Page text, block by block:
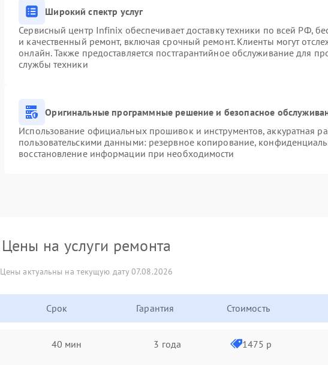
Широкий спектр услуг
Сервисный центр Infinix обеспечивает доставку техники по всей РФ,
и качественный ремонт, включая срочный ремонт. Клиенты могут
онлайн. Также предоставляется постгарантийное обслуживание для
службы техники
Оригинальные программные решение и безопасное
Использование официальных прошивок и инструментов, аккуратная
пользовательскими данными: резервное копирование,
восстановление информации при необходимости
Цены на услуги ремонта
Цены актуальны на текущую дату 07.08.2026
Срок Гарантия Стоимость
40 мин 3 года 1475 р